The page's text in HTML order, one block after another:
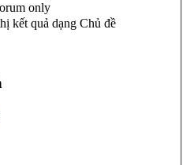
only
kết quả dạng Chủ đề